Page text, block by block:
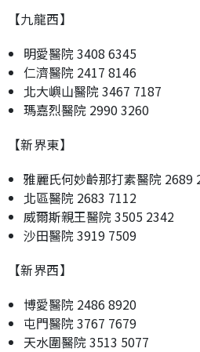
【九龍西】
明愛醫院 3408 6345
仁濟醫院 2417 8146
北大嶼山醫院 3467 7187
瑪嘉烈醫院 2990 3260
【新界東】
雅麗氏何妙齡那打素醫院 2689
北區醫院 2683 7112
威爾斯親王醫院 3505 2342
沙田醫院 3919 7509
【新界西】
博愛醫院 2486 8920
屯門醫院 3767 7679
天水圍醫院 3513 5077